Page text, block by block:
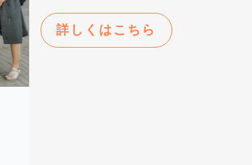
詳しくはこちら